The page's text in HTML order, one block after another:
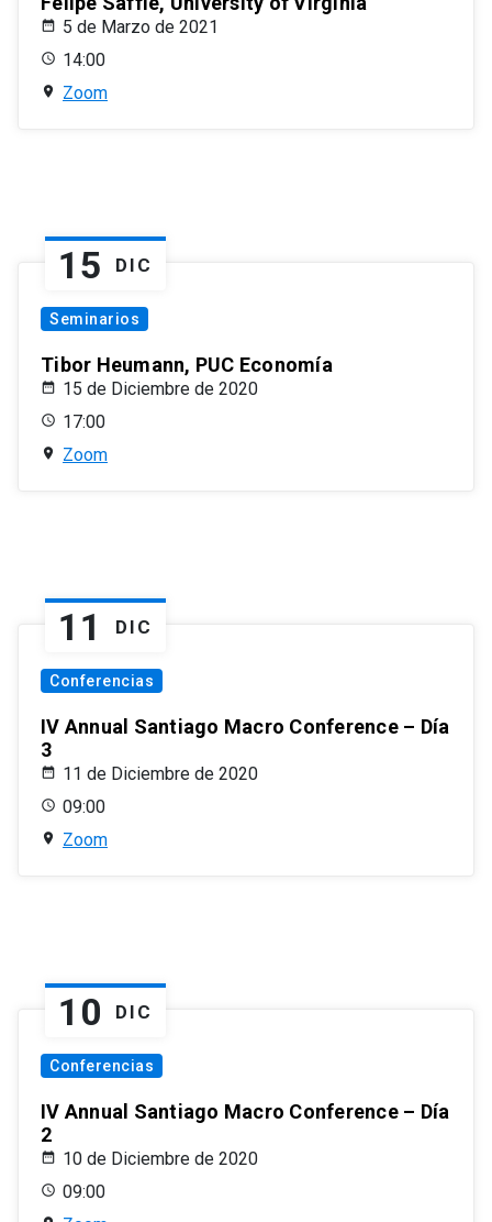
5 de Marzo de 2021
14:00
Zoom
15 DIC
Seminarios
Tibor Heumann, PUC Economía
15 de Diciembre de 2020
17:00
Zoom
11 DIC
Conferencias
IV Annual Santiago Macro Conference – Día
3
11 de Diciembre de 2020
09:00
Zoom
10 DIC
Conferencias
IV Annual Santiago Macro Conference – Día
2
10 de Diciembre de 2020
09:00